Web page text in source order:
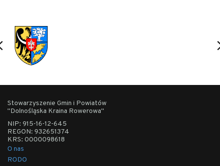
Stowarzyszenie Gmin i Powiatów
"Dolnośląska Kraina Rowerowa"
NIP: 915-16-12-645
REGON: 932651374
KRS: 0000098618
O nas
RODO